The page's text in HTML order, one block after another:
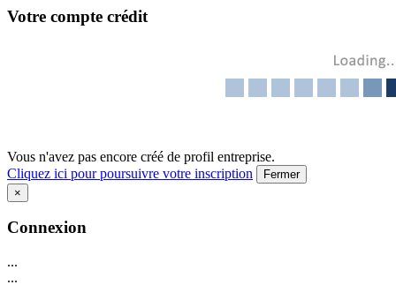
Votre compte crédit
Vous n'avez pas encore créé de profil entreprise.
Cliquez ici pour poursuivre votre inscription
Fermer
×
Connexion
...
...